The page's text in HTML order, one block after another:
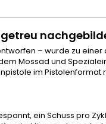
– wurde zu
Mossad und
im
ein Schuss pro